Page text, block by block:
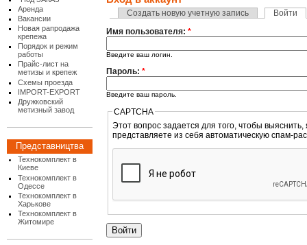
Аренда
Вакансии
Новая рапродажа
крепежа
Порядок и режим
работы
Прайс-лист на
метизы и крепеж
Схемы проезда
IMPORT-EXPORT
Дружковский
метизный завод
Представництва
Технокомплект в
Киеве
Технокомплект в
Одессе
Технокомплект в
Харькове
Технокомплект в
Житомире
Создать новую учетную запись
Войти
Имя пользователя: *
Введите ваш логин.
Пароль: *
Введите ваш пароль.
CAPTCHA
Этот вопрос задается для того, чтобы выяснить,
представляете из себя автоматическую спам-